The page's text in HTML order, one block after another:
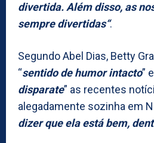
divertida. Além disso, as
sempre divertidas“.
Segundo Abel Dias, Betty
“sentido de humor intacto”
disparate” as recentes
alegadamente sozinha em
dizer que ela está bem,